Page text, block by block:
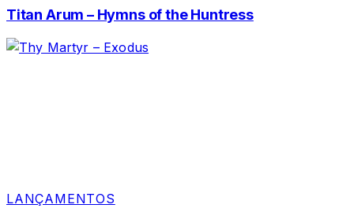
Titan Arum – Hymns of the Huntress
LANÇAMENTOS